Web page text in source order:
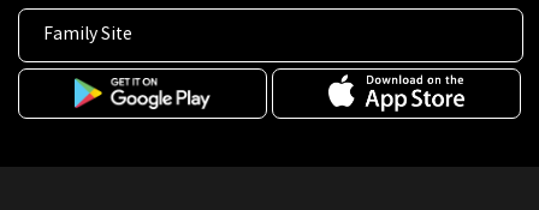
Family Site